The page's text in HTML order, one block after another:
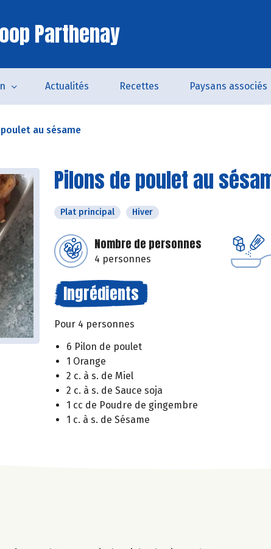
Parthenay
Actualités Recettes Paysans associés
au sésame
Pilons de poulet au
Plat principal Hiver
Nombre de personnes
4 personnes
Ingrédients
Pour 4 personnes
6 Pilon de poulet
1 Orange
2 c. à s. de Miel
2 c. à s. de Sauce soja
1 cc de Poudre de gingembre
1 c. à s. de Sésame